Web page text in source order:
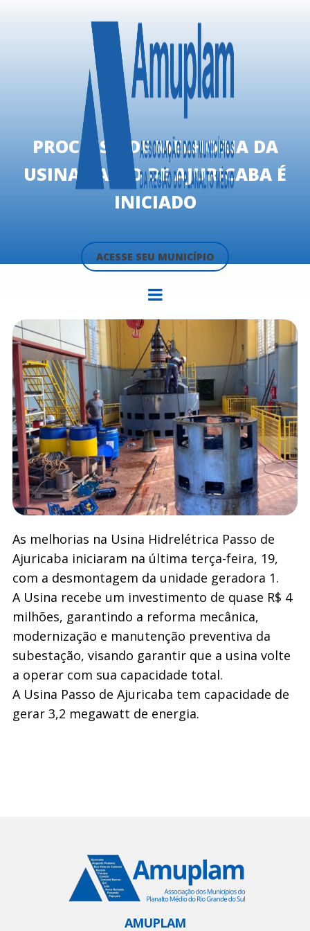
ACESSE SEU MUNICÍPIO
PROCESSO DE MELHORIA DA
USINA PASSO DE AJURICABA É
INICIADO
As melhorias na Usina Hidrelétrica Passo de
Ajuricaba iniciaram na última terça-feira, 19,
com a desmontagem da unidade geradora 1.
A Usina recebe um investimento de quase R$ 4
milhões, garantindo a reforma mecânica,
modernização e manutenção preventiva da
subestação, visando garantir que a usina volte
a operar com sua capacidade total.
A Usina Passo de Ajuricaba tem capacidade de
gerar 3,2 megawatt de energia.
AMUPLAM